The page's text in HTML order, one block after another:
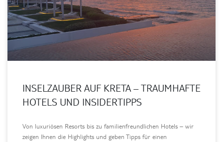
INSELZAUBER AUF KRETA – TRAUMHAFTE
HOTELS UND INSIDERTIPPS
Von luxuriösen Resorts bis zu familienfreundlichen Hotels – wir
zeigen Ihnen die Highlights und geben Tipps für einen